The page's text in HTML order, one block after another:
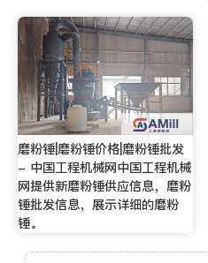
磨粉锤|磨粉锤价格|磨粉锤批发
- 中国工程机械网中国工程机械
网提供新磨粉锤供应信息，磨粉
锤批发信息，展示详细的磨粉
锤。